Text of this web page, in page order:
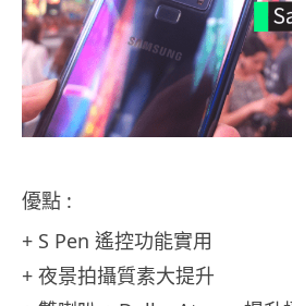
優點 :
+ S Pen 遙控功能實用
+ 夜景拍攝質素大提升